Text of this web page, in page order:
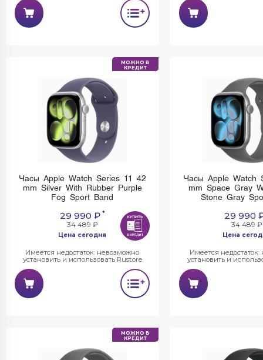
МОЖНО В
КРЕДИТ
Часы Apple Watch Series 11 42
mm Silver With Rubber Purple
Fog Sport Band
29 990 ₽*
34 489 ₽
Цена сегодня
Имеется недостаток: невозможно
установить и использовать Rustore
Часы Apple Watch
mm Space Gray
Stone Gray
29 990
34 489 ₽
Цена
Имеется
установить и
МОЖНО В
КРЕДИТ